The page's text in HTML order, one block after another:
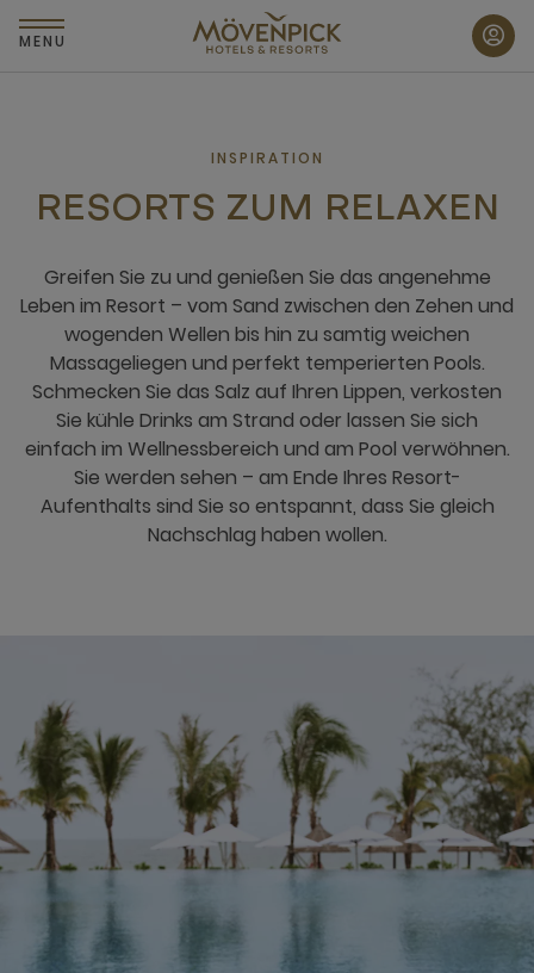
Zum
Hauptinhalt
MENU
INSPIRATION
RESORTS ZUM RELAXEN
Greifen Sie zu und genießen Sie das angenehme
Leben im Resort – vom Sand zwischen den Zehen und
wogenden Wellen bis hin zu samtig weichen
Massageliegen und perfekt temperierten Pools.
Schmecken Sie das Salz auf Ihren Lippen, verkosten
Sie kühle Drinks am Strand oder lassen Sie sich
einfach im Wellnessbereich und am Pool verwöhnen.
Sie werden sehen – am Ende Ihres Resort-
Aufenthalts sind Sie so entspannt, dass Sie gleich
Nachschlag haben wollen.